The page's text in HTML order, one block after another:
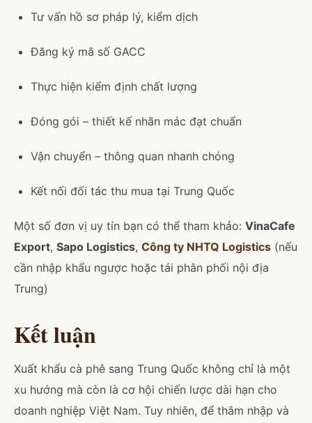
Tư vấn hồ sơ pháp lý, kiểm dịch
Đăng ký mã số GACC
Thực hiện kiểm định chất lượng
Đóng gói – thiết kế nhãn mác đạt chuẩn
Vận chuyển – thông quan nhanh chóng
Kết nối đối tác thu mua tại Trung Quốc
Một số đơn vị uy tín bạn có thể tham khảo: VinaCafe
Export, Sapo Logistics, Công ty NHTQ Logistics (nếu
cần nhập khẩu ngược hoặc tái phân phối nội địa
Trung)
Kết luận
Xuất khẩu cà phê sang Trung Quốc không chỉ là một
xu hướng mà còn là cơ hội chiến lược dài hạn cho
doanh nghiệp Việt Nam. Tuy nhiên, để thâm nhập và